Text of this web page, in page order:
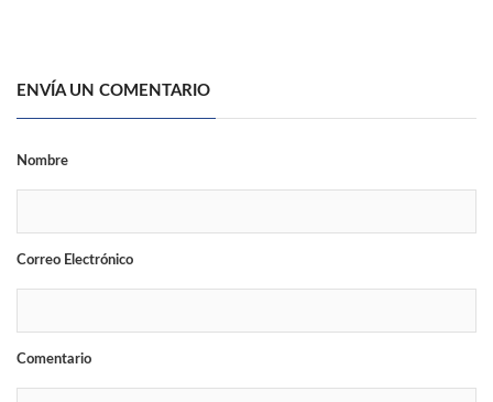
ENVÍA UN COMENTARIO
Nombre
Correo Electrónico
Comentario